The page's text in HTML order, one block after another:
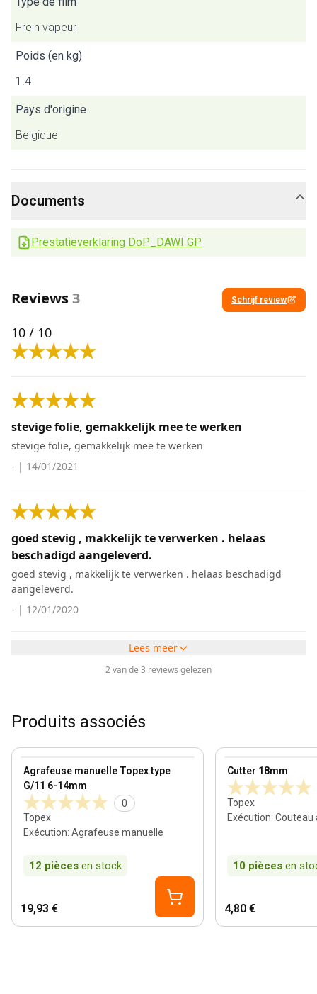
Frein vapeur
Poids (en kg)
1.4
Pays d'origine
Belgique
Documents
Prestatieverklaring DoP_DAWI GP
Reviews3 Schrijf review
10 / 10
stevige folie, gemakkelijk mee te werken
stevige folie, gemakkelijk mee te werken
- | 14/01/2021
goed stevig , makkelijk te verwerken . helaas
beschadigd aangeleverd.
goed stevig , makkelijk te verwerken . helaas beschadigd
aangeleverd.
- | 12/01/2020
Lees meer
2 van de 3 reviews gelezen
Produits associés
Agrafeuse manuelle Topex type
G/11 6-14mm
0
Topex
Exécution: Agrafeuse manuelle
12 pièces en stock
View product
19,93 €
Cutter 18mm
Topex
Exécution: Couteau
10 pièces en
View product
4,80 €